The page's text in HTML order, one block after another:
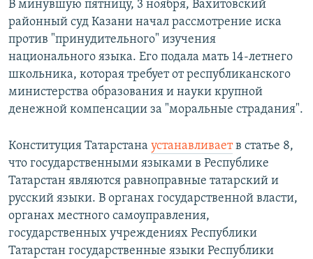
В минувшую пятницу, 3 ноября, Вахитовский
районный суд Казани начал рассмотрение иска
против "принудительного" изучения
национального языка. Его подала мать 14-летнего
школьника, которая требует от республиканского
министерства образования и науки крупной
денежной компенсации за "моральные страдания".
Конституция Татарстана устанавливаетв статье 8,
что государственными языками в Республике
Татарстан являются равноправные татарский и
русский языки. В органах государственной власти,
органах местного самоуправления,
государственных учреждениях Республики
Татарстан государственные языки Республики